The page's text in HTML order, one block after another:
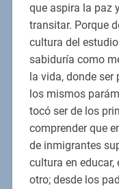
que aspira la paz
transitar. Porque
cultura del
sabiduría como
la vida, donde ser
los mismos
tocó ser de los
comprender que
de inmigrantes
cultura en educar,
otro; desde los